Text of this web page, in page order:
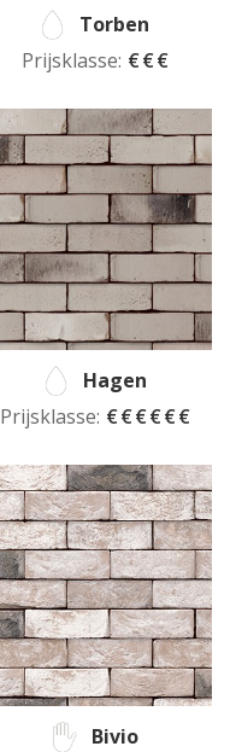
Torben
Prijsklasse: €€€
Hagen
Prijsklasse: €€€€€€
Bivio